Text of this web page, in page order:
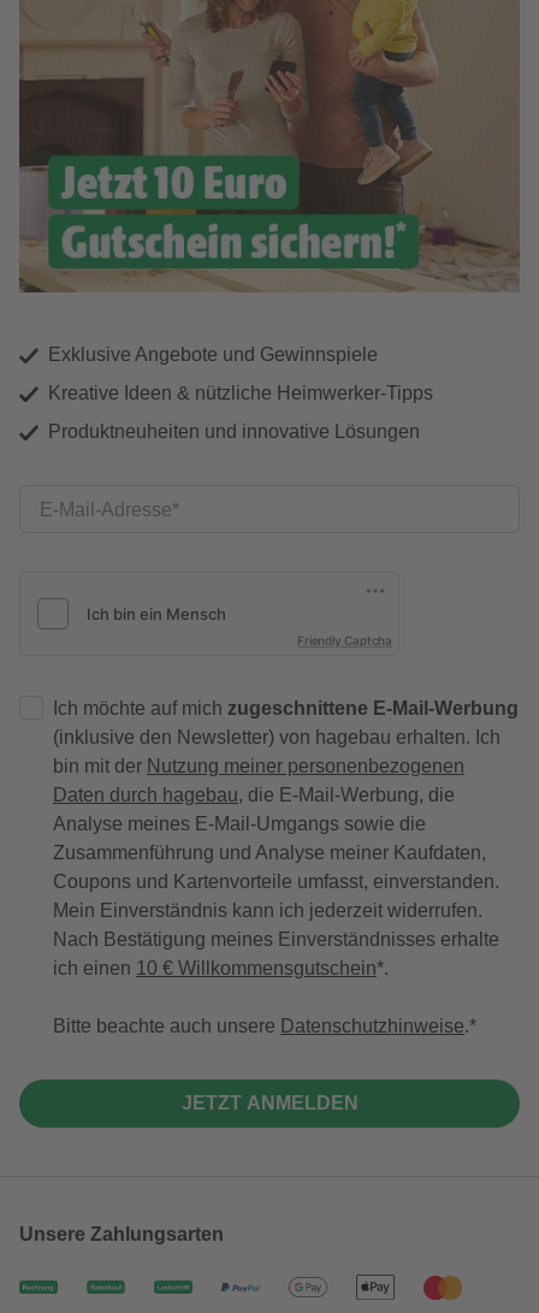
Exklusive Angebote und Gewinnspiele
Kreative Ideen & nützliche Heimwerker-Tipps
Produktneuheiten und innovative Lösungen
E-Mail-Adresse
Friendly Captcha
Ich möchte auf mich zugeschnittene E-Mail-Werbung
(inklusive den Newsletter) von hagebau erhalten. Ich
bin mit der Nutzung meiner personenbezogenen
Daten durch hagebau, die E-Mail-Werbung, die
Analyse meines E-Mail-Umgangs sowie die
Zusammenführung und Analyse meiner Kaufdaten,
Coupons und Kartenvorteile umfasst, einverstanden.
Mein Einverständnis kann ich jederzeit widerrufen.
Nach Bestätigung meines Einverständnisses erhalte
ich einen 10 € Willkommensgutschein*.
Bitte beachte auch unsere Datenschutzhinweise.
JETZT ANMELDEN
Unsere Zahlungsarten